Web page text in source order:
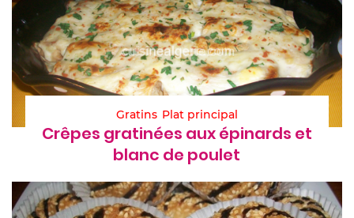
Gratins Plat principal
Crêpes gratinées aux épinards et
blanc de poulet